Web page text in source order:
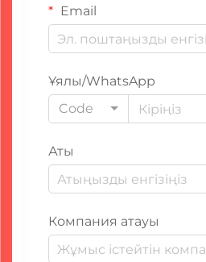
Email
Ұялы/WhatsApp
Code
Аты
Компания атауы